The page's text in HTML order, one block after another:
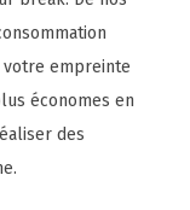
empreinte
économes en
des